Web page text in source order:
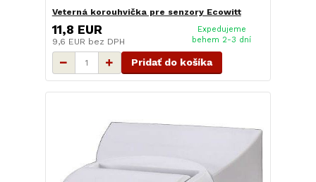
Veterná korouhvička pre senzory Ecowitt
11,8 EUR
9,6 EUR bez DPH
Expedujeme
behem 2-3 dní
Pridať do košíka